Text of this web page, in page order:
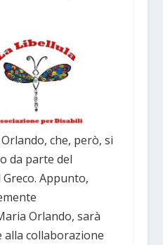
che, però, si
da parte del
Appunto,
Orlando, sarà
collaborazione